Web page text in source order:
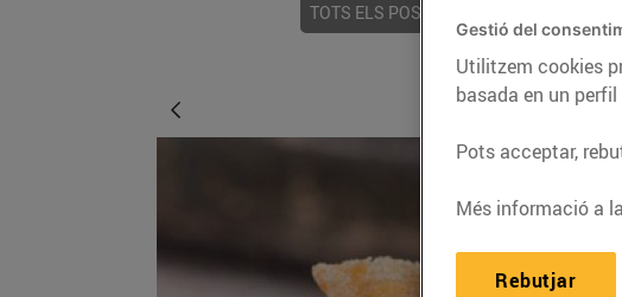
TOTS ELS POSTS
Gestió del
Utilitzem cookies
basada en un
Pots acceptar,
Més informació a la
Rebutjar